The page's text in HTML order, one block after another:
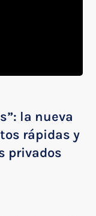
la nueva
rápidas y
privados